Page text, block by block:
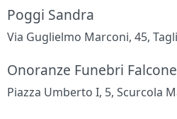
Poggi Sandra
Via Guglielmo Marconi, 45,
Onoranze Funebri Falcone
Piazza Umberto I, 5, Scurcola